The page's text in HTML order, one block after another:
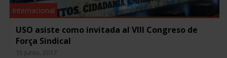
Internacional
USO asiste como invitada al VIII Congreso de
Força Sindical
15 junio, 2017